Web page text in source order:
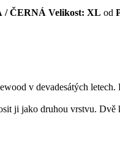
/ ČERNÁ Velikost: XL od
v devadesátých
ji jako druhou vrstvu. Dvě